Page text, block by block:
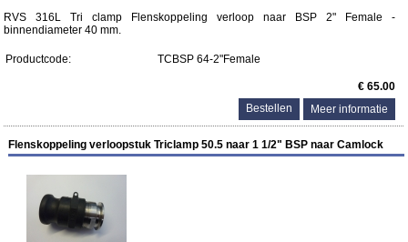
RVS 316L Tri clamp Flenskoppeling verloop naar BSP 2" Female -
binnendiameter 40 mm.
Productcode: TCBSP 64-2"Female
€ 65.00
Meer informatie
Flenskoppeling verloopstuk Triclamp 50.5 naar 1 1/2" BSP naar Camlock